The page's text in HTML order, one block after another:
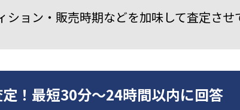
ョン・販売時期などを加味して査定させ
！最短30分～24時間以内に回答